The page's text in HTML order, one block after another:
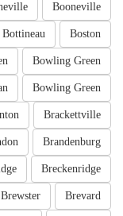
Booneville
Boston
Bottineau
Bowling Green
Bowling Green
Brackettville
Brandenburg
Breckenridge
Brevard
Brewster